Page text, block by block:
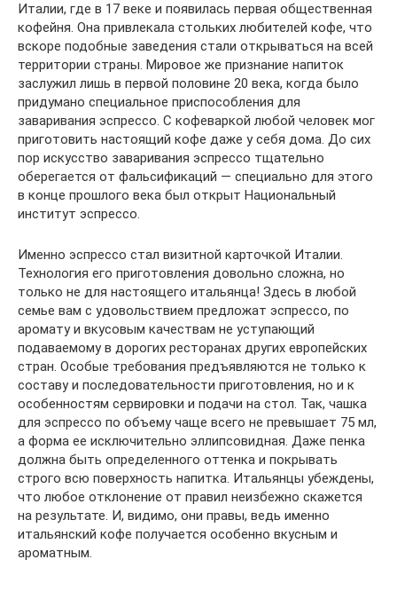
Италии, где в 17 веке и появилась первая общественная
кофейня. Она привлекала стольких любителей кофе, что
вскоре подобные заведения стали открываться на всей
территории страны. Мировое же признание напиток
заслужил лишь в первой половине 20 века, когда было
придумано специальное приспособления для
заваривания эспрессо. С кофеваркой любой человек мог
приготовить настоящий кофе даже у себя дома. До сих
пор искусство заваривания эспрессо тщательно
оберегается от фальсификаций — специально для этого
в конце прошлого века был открыт Национальный
институт эспрессо.
Именно эспрессо стал визитной карточкой Италии.
Технология его приготовления довольно сложна, но
только не для настоящего итальянца! Здесь в любой
семье вам с удовольствием предложат эспрессо, по
аромату и вкусовым качествам не уступающий
подаваемому в дорогих ресторанах других европейских
стран. Особые требования предъявляются не только к
составу и последовательности приготовления, но и к
особенностям сервировки и подачи на стол. Так, чашка
для эспрессо по объему чаще всего не превышает 75 мл,
а форма ее исключительно эллипсовидная. Даже пенка
должна быть определенного оттенка и покрывать
строго всю поверхность напитка. Итальянцы убеждены,
что любое отклонение от правил неизбежно скажется
на результате. И, видимо, они правы, ведь именно
итальянский кофе получается особенно вкусным и
ароматным.